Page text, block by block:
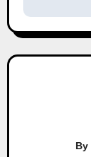
n
a
By